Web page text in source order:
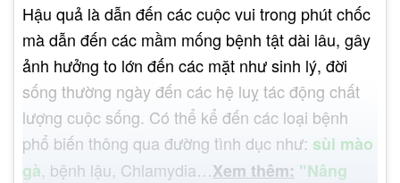
Hậu quả là dẫn đến các cuộc vui trong phút chốc
mà dẫn đến các mầm mống bệnh tật dài lâu, gây
ảnh hưởng to lớn đến các mặt như sinh lý, đời
sống thường ngày đến các hệ luỵ tác động chất
lượng cuộc sống. Có thể kể đến các loại bệnh
phổ biến thông qua đường tình dục như: sùi mào
gà, bệnh lậu, Chlamydia…Xem thêm: "Nâng